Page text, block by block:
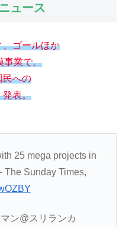
ュース
、ゴールほか
事業で、
民への
発表。
25 mega projects in
The Sunday Times,
ン@スリランカ